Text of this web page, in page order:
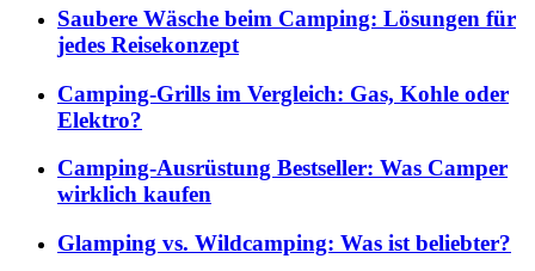
Saubere Wäsche beim Camping: Lösungen für
jedes Reisekonzept
Camping-Grills im Vergleich: Gas, Kohle oder
Elektro?
Camping-Ausrüstung Bestseller: Was Camper
wirklich kaufen
Glamping vs. Wildcamping: Was ist beliebter?